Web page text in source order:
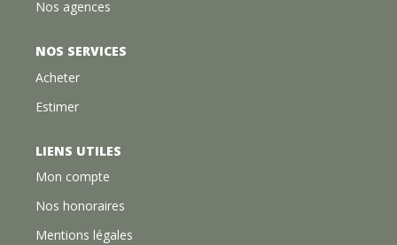
Nos agences
NOS SERVICES
Acheter
Estimer
LIENS UTILES
Mon compte
Nos honoraires
Mentions légales